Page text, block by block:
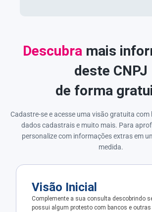
Descubra mais
deste CNPJ
de forma
Cadastre-se e acesse uma visão gratuita com
dados cadastrais e muito mais. Para
personalize com informações extras em
medida.
Visão Inicial
Complemente a sua consulta descobrindo
possui algum protesto com bancos e outras